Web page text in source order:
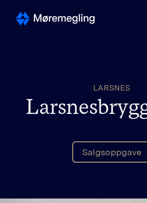
Om oss
Finn megler
LARSNES
Salgsoppgave